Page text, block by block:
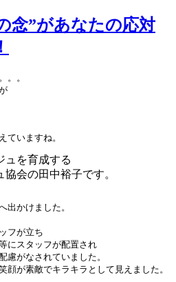
念”があなたの応対
。。
ていますね。
ュを育成する
会の田中裕子です。
出かけました。
フが立ち
にスタッフが配置され
慮がなされていました。
顔が素敵でキラキラとして見えました。